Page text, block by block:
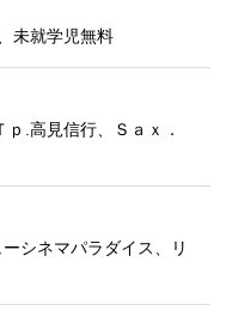
未就学児無料
.高見信行、Ｓａｘ．
シネマパラダイス、リ